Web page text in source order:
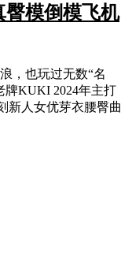
模倒模飞机
，也玩过无数“名
牌KUKI 2024年主打
新人女优芽衣腰臀曲